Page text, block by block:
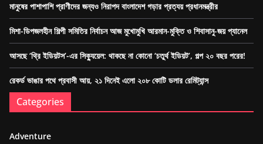
মানুষের পাশাপাশি প্রাণীদের জন্যও নিরাপদ বাংলাদেশ গড়ার প্রত্যয় প্রধানমন্ত্রীর
মিশা-ডিপজলহীন শিল্পী সমিতির নির্বাচন আজ মুখোমুখি আরমান-মুক্তি ও শিবাসানু-জয় প্যানেল
আসছে ‘থ্রি ইডিয়টস’-এর সিক্যুয়েল: থাকছে না কোনো ‘চতুর্থ ইডিয়ট’, গল্প ২০ বছর পরের!
রেকর্ড ভাঙার পথে প্রবাসী আয়, ২১ দিনেই এলো ২০৮ কোটি ডলার রেমিট্যান্স
Categories
Adventure